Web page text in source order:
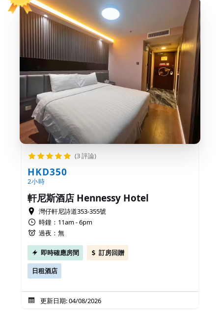
(3 評論)
HKD350
2小時
軒尼斯酒店 Hennessy Hotel
灣仔軒尼詩道353-355號
時鐘：11am - 6pm
過夜：無
即時確應房間 訂房回贈
日租酒店
更新日期: 04/08/2026